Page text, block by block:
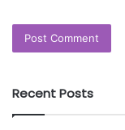
Recent Posts